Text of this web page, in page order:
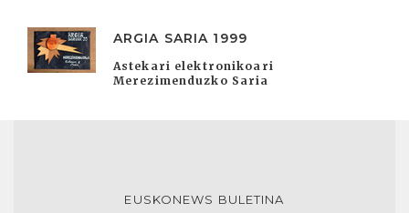
ARGIA SARIA 1999
Astekari elektronikoari
Merezimenduzko Saria
EUSKONEWS BULETINA